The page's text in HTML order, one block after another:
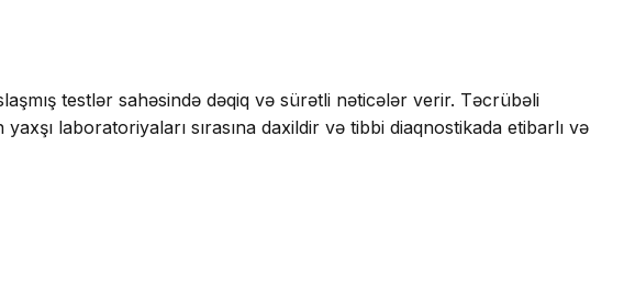
testlər sahəsində dəqiq və sürətli nəticələr verir. Təcrübəli
laboratoriyaları sırasına daxildir və tibbi diaqnostikada etibarlı və